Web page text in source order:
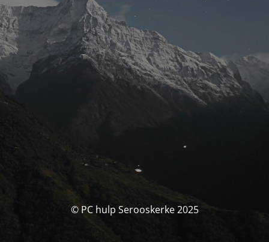
© PC hulp Serooskerke 2025